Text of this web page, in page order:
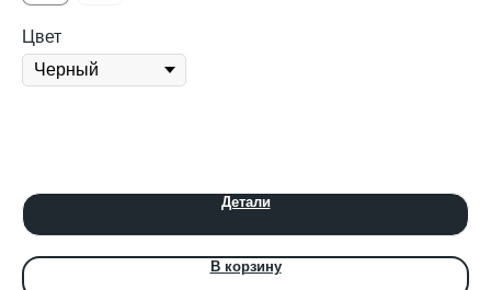
Цвет
Детали
В корзину